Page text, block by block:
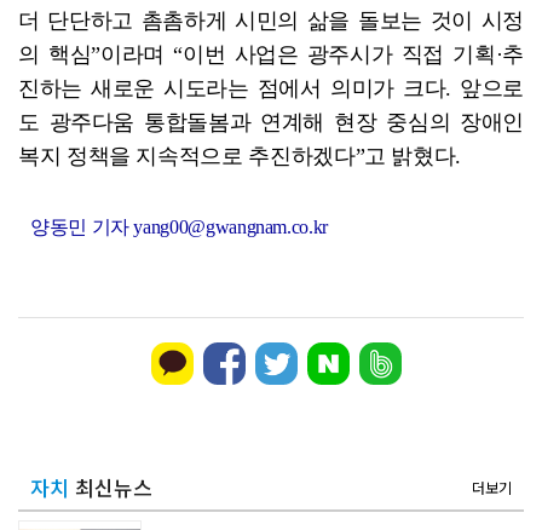
더 단단하고 촘촘하게 시민의 삶을 돌보는 것이 시정
의 핵심”이라며 “이번 사업은 광주시가 직접 기획·추
진하는 새로운 시도라는 점에서 의미가 크다. 앞으로
도 광주다움 통합돌봄과 연계해 현장 중심의 장애인
복지 정책을 지속적으로 추진하겠다”고 밝혔다.
양동민 기자 yang00@gwangnam.co.kr
자치 최신뉴스 더보기